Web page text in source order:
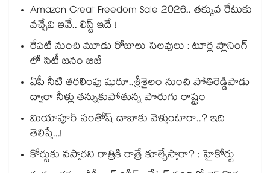
Amazon Great Freedom Sale 2026.. తక్కువ రేటుకు
వచ్చేవి ఇవే.. లిస్ట్ ఇదే !
రేపటి నుంచి మూడు రోజులు సెలవులు : టూర్ల ప్లానింగ్
లో సిటీ జనం బిజీ
ఏపీ నీటి తరలింపు షురూ..శ్రీశైలం నుంచి పోతిరెడ్డిపాడు
ద్వారా నీళ్లు తన్నుకుపోతున్న పొరుగు రాష్ట్రం
మియాపూర్ సంతోష్ దాబాకు వెళ్తుంటారా..? ఇది
తెలిస్తే...!
కోర్టుకు వస్తారని రాత్రికి రాత్రే కూల్చేస్తారా? : హైకోర్టు